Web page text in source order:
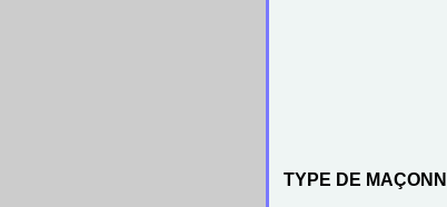
TYPE DE